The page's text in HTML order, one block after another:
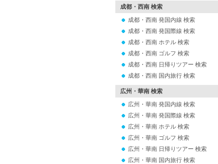
成都・西南 検索
成都・西南 発国内線 検索
成都・西南 発国際線 検索
成都・西南 ホテル 検索
成都・西南 ゴルフ 検索
成都・西南 日帰りツアー 検索
成都・西南 国内旅行 検索
広州・華南 検索
広州・華南 発国内線 検索
広州・華南 発国際線 検索
広州・華南 ホテル 検索
広州・華南 ゴルフ 検索
広州・華南 日帰りツアー 検索
広州・華南 国内旅行 検索